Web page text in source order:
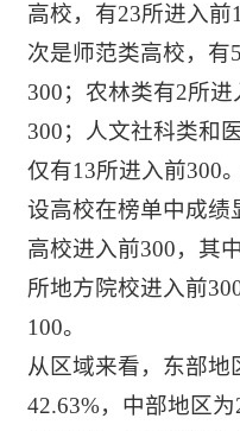
高校，有23所进入前
次是师范类高校，有
300；农林类有2所
300；人文社科类和
仅有13所进入前300
设高校在榜单中成绩
高校进入前300，其
所地方院校进入前
100。
从区域来看，东部
42.63%，中部地区